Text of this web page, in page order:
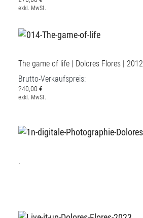
exkl. MwSt.
The game of life | Dolores Flores | 2012
Brutto-Verkaufspreis:
240,00 €
exkl. MwSt.
.